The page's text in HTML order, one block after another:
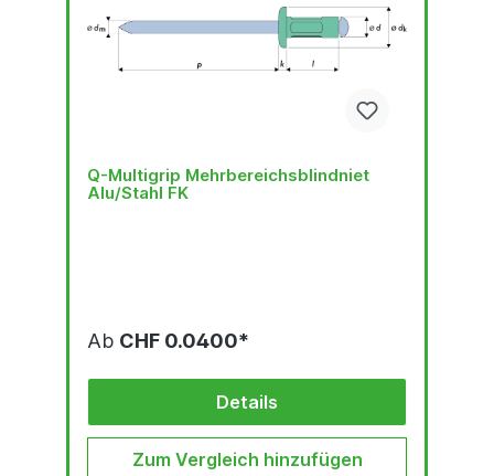
Q-Multigrip Mehrbereichsblindniet
Alu/Stahl FK
Ab CHF 0.0400*
Details
Zum Vergleich hinzufügen